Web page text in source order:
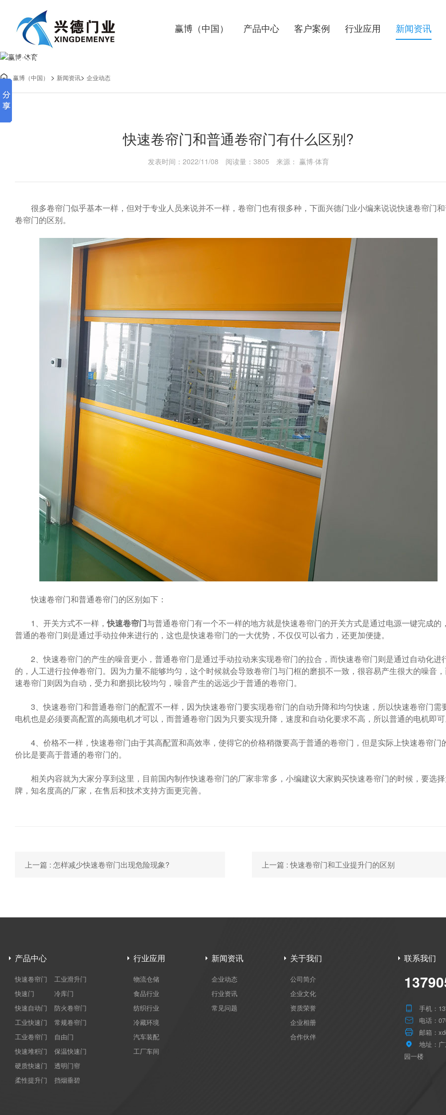
赢博（中国） 产品中心 客户案例 行业应用 新闻资讯
企业动态
 赢博（中国） > 新闻资讯> 企业动态
快速卷帘门和普通卷帘门有什么区别?
发表时间：2022/11/08 阅读量：3805 来源： 赢博·体育
很多卷帘门似乎基本一样，但对于专业人员来说并不一样，卷帘门也有很多种，下面兴德门业小编来说说快速卷帘门
卷帘门的区别。
快速卷帘门和普通卷帘门的区别如下：
1、开关方式不一样，快速卷帘门与普通卷帘门有一个不一样的地方就是快速卷帘门的开关方式是通过电源一键完成的
普通的卷帘门则是通过手动拉伸来进行的，这也是快速卷帘门的一大优势，不仅仅可以省力，还更加便捷。
2、快速卷帘门的产生的噪音更小，普通卷帘门是通过手动拉动来实现卷帘门的拉合，而快速卷帘门则是通过自动化进
的，人工进行拉伸卷帘门。因为力量不能够均匀，这个时候就会导致卷帘门与门框的磨损不一致，很容易产生很大的噪音
速卷帘门则因为自动，受力和磨损比较均匀，噪音产生的远远少于普通的卷帘门。
3、快速卷帘门和普通卷帘门的配置不一样，因为快速卷帘门要实现卷帘门的自动升降和均匀快速，所以快速卷帘门需
电机也是必须要高配置的高频电机才可以，而普通卷帘门因为只要实现升降，速度和自动化要求不高，所以普通的电机即可
4、价格不一样，快速卷帘门由于其高配置和高效率，使得它的价格稍微要高于普通的卷帘门，但是实际上快速卷帘门
价比是要高于普通的卷帘门的。
相关内容就为大家分享到这里，目前国内制作快速卷帘门的厂家非常多，小编建议大家购买快速卷帘门的时候，要选
牌，知名度高的厂家，在售后和技术支持方面更完善。
上一篇 : 怎样减少快速卷帘门出现危险现象? 上一篇 : 快速卷帘门和工业提升门的区别
产品中心
快速卷帘门
快速门
快速自动门
工业快速门
工业卷帘门
快速堆积门
硬质快速门
柔性提升门
工业滑升门
冷库门
防火卷帘门
常规卷帘门
自由门
保温快速门
透明门帘
挡烟垂碧
行业应用
物流仓储
食品行业
纺织行业
冷藏环境
汽车装配
工厂车间
新闻资讯
企业动态
行业资讯
常见问题
关于我们
公司简介
企业文化
资质荣誉
企业相册
合作伙伴
联系我们
 手机：
 电话：
 邮箱：

地址：
园一楼